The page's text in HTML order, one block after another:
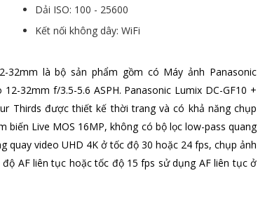
Dải ISO: 100 - 25600
Kết nối không dây: WiFi
32mm là bộ sản phẩm gồm có Máy ảnh Panasonic
32mm f/3.5-5.6 ASPH. Panasonic Lumix DC-GF10 +
Thirds được thiết kế thời trang và có khả năng chụp
biến Live MOS 16MP, không có bộ lọc low-pass quang
quay video UHD 4K ở tốc độ 30 hoặc 24 fps, chụp ảnh
AF liên tục hoặc tốc độ 15 fps sử dụng AF liên tục ở